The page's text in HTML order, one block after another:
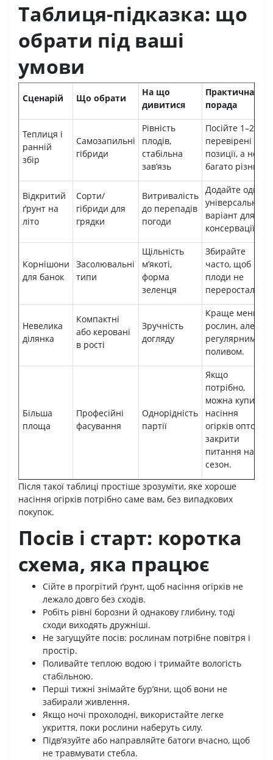
Таблиця-підказка: що
обрати під ваші
умови
Сценарій Що обрати
На що
дивитися
Практична
порада
Теплиця і
ранній
збір
Самозапильні
гібриди
Рівність
плодів,
стабільна
зав’язь
Посійте 1–2
перевірені
позиції, а не
багато різних.
Відкритий
ґрунт на
літо
Сорти/
гібриди для
грядки
Витривалість
до перепадів
погоди
Додайте один
універсальний
варіант для
консервації.
Корнішони
для банок
Засолювальні
типи
Щільність
м’якоті,
форма
зеленця
Збирайте
часто, щоб
плоди не
переростали.
Невелика
ділянка
Компактні
або керовані
в рості
Зручність
догляду
Краще менше
рослин, але з
регулярним
поливом.
Більша
площа
Професійні
фасування
Однорідність
партії
Якщо
потрібно,
можна купити
насіння
огірків оптом і
закрити
питання на
сезон.
Після такої таблиці простіше зрозуміти, яке хороше
насіння огірків потрібно саме вам, без випадкових
покупок.
Посів і старт: коротка
схема, яка працює
Сійте в прогрітий ґрунт, щоб насіння огірків не
лежало довго без сходів.
Робіть рівні борозни й однакову глибину, тоді
сходи виходять дружніші.
Не загущуйте посів: рослинам потрібне повітря і
простір.
Поливайте теплою водою і тримайте вологість
стабільною.
Перші тижні знімайте бур’яни, щоб вони не
забирали живлення.
Якщо ночі прохолодні, використайте легке
укриття, поки рослини наберуть силу.
Підв’язуйте або направляйте батоги вчасно, щоб
не травмувати стебла.